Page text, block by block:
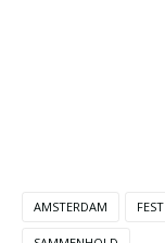
AMSTERDAM FEST